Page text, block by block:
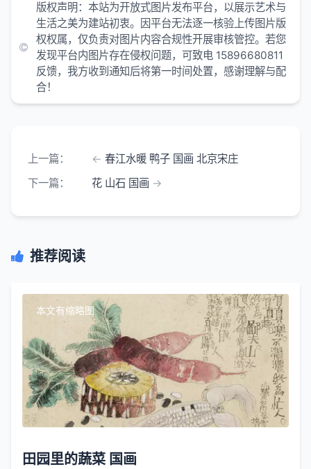
版权声明：本站为开放式图片发布平台，以展示艺术与
生活之美为建站初衷。因平台无法逐一核验上传图片版
权权属，仅负责对图片内容合规性开展审核管控。若您
发现平台内图片存在侵权问题，可致电 15896680811
反馈，我方收到通知后将第一时间处置，感谢理解与配
合！
上一篇：
春江水暖 鸭子 国画 北京宋庄
下一篇：
花 山石 国画
推荐阅读
本文有缩略图
田园里的蔬菜 国画